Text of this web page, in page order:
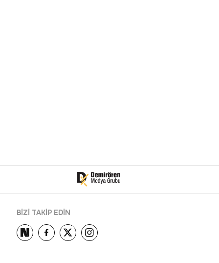
BİZİ TAKİP EDİN